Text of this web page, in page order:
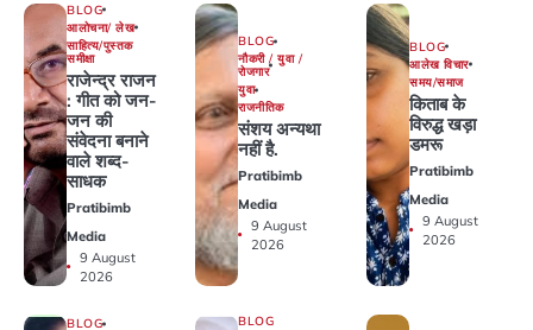
BLOG
आलोचना/ लेख
साहित्य/पुस्तक
समीक्षा
राजेन्द्र राजन
: गीत को जन-
जन की
संवेदना बनाने
वाले शब्द-
साधक
Pratibimb
Media
9 August
2026
BLOG
नौकरी / युवा /
रोजगार
युवा
राजनीतिक
संशय अन्यथा
नहीं है.
Pratibimb
Media
9 August
2026
BLOG
आलेख विचार
समय/समाज
किताब के
विरुद्ध खड़ा
डमरू
Pratibimb
Media
9 August
2026
BLOG BLOG